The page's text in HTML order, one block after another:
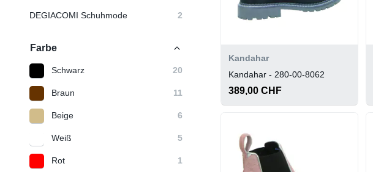
DEGIACOMI Schuhmode 2
Farbe
Schwarz 20
Braun 11
Beige 6
Weiß 5
Rot 1
Kandahar
Kandahar - 280-00-8062
389,00 CHF